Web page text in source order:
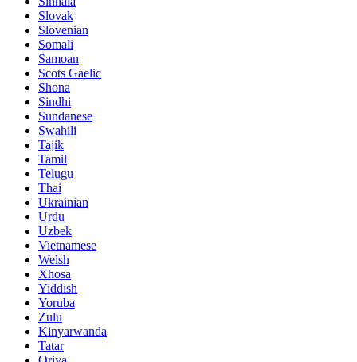
Slovak
Slovenian
Somali
Samoan
Scots Gaelic
Shona
Sindhi
Sundanese
Swahili
Tajik
Tamil
Telugu
Thai
Ukrainian
Urdu
Uzbek
Vietnamese
Welsh
Xhosa
Yiddish
Yoruba
Zulu
Kinyarwanda
Tatar